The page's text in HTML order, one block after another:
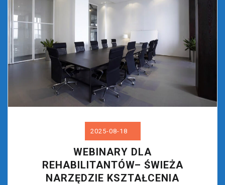
2025-08-18
WEBINARY DLA
REHABILITANTÓW– ŚWIEŻA
NARZĘDZIE KSZTAŁCENIA